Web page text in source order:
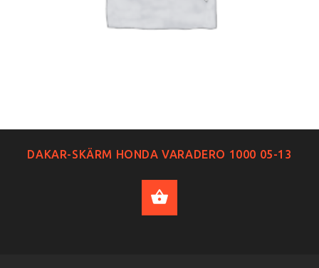
DAKAR-SKÄRM HONDA VARADERO 1000 05-13